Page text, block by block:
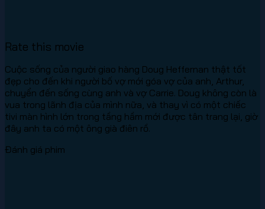
Rate this movie
Cuộc sống của người giao hàng Doug Heffernan thật tốt
đẹp cho đến khi người bố vợ mới góa vợ của anh, Arthur,
chuyển đến sống cùng anh và vợ Carrie. Doug không còn là
vua trong lãnh địa của mình nữa, và thay vì có một chiếc
tivi màn hình lớn trong tầng hầm mới được tân trang lại, giờ
đây anh ta có một ông già điên rồ.
Đánh giá phim